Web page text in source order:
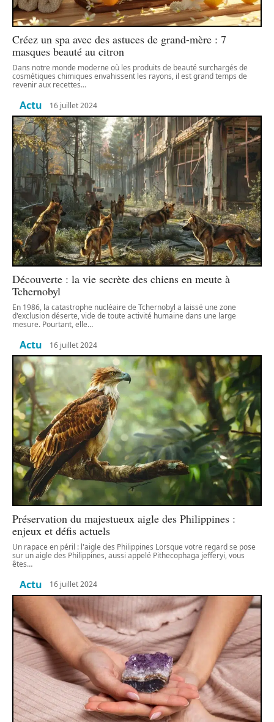
Créez un spa avec des astuces de grand-mère : 7
masques beauté au citron
Dans notre monde moderne où les produits de beauté surchargés de
cosmétiques chimiques envahissent les rayons, il est grand temps de
revenir aux recettes…
Actu 16 juillet 2024
Découverte : la vie secrète des chiens en meute à
Tchernobyl
En 1986, la catastrophe nucléaire de Tchernobyl a laissé une zone
d'exclusion déserte, vide de toute activité humaine dans une large
mesure. Pourtant, elle…
Actu 16 juillet 2024
Préservation du majestueux aigle des Philippines :
enjeux et défis actuels
Un rapace en péril : l'aigle des Philippines Lorsque votre regard se pose
sur un aigle des Philippines, aussi appelé Pithecophaga jefferyi, vous
êtes…
Actu 16 juillet 2024